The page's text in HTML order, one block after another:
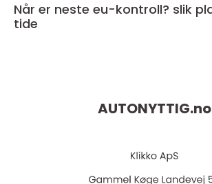
Når er neste eu-kontroll? slik
tide
AUTONYTTIG.no